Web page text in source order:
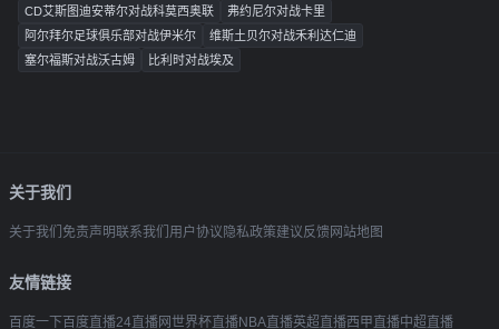
CD艾斯图迪安蒂尔对战科莫西奥联
弗约尼尔对战卡里
阿尔拜尔足球俱乐部对战伊米尔
维斯土贝尔对战禾利达仁迪
塞尔福斯对战沃古姆
比利时对战埃及
关于我们
关于我们 免责声明联系我们 用户协议 隐私政策建议反馈网站地图
友情链接
百度一下 百度直播24直播网世界杯直播NBA直播英超直播西甲直播中超直播